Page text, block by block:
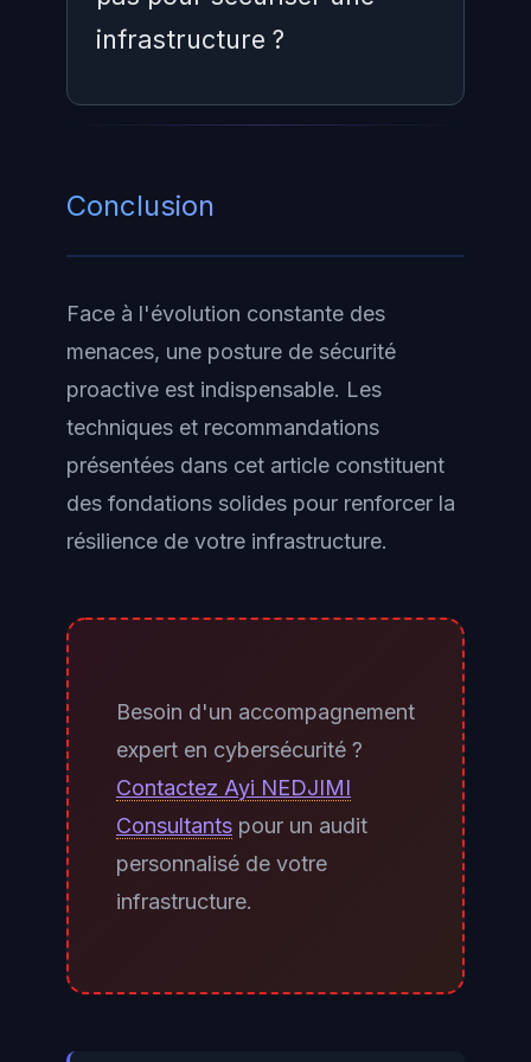
organisations. Les
Act) imposent des obligations
peuvent atteindre plusieurs
millions d'euros.
infrastructure ?
l'identification des vulnérabilités
critiques, le déploiement du MFA,
l'élaboration d'un plan de réponse
Conclusion
Face à l'évolution constante des
menaces, une posture de sécurité
proactive est indispensable. Les
techniques et recommandations
présentées dans cet article constituent
des fondations solides pour renforcer la
résilience de votre infrastructure.
Besoin d'un accompagnement
expert en cybersécurité ?
Contactez Ayi NEDJIMI
Consultants pour un audit
personnalisé de votre
infrastructure.